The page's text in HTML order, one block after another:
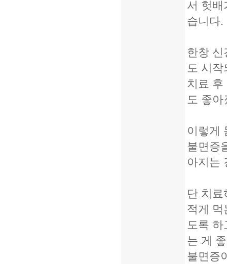
서 헛배
습니다.
한창 신
도 시작
치료 후
도 좋아
이렇게
불면증
아지는
단 치
적게 먹
도록 하
는 게
불면증